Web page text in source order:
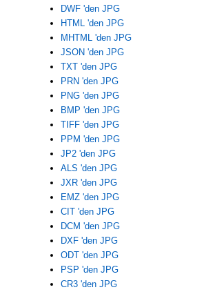
DWF 'den JPG
HTML 'den JPG
MHTML 'den JPG
JSON 'den JPG
TXT 'den JPG
PRN 'den JPG
PNG 'den JPG
BMP 'den JPG
TIFF 'den JPG
PPM 'den JPG
JP2 'den JPG
ALS 'den JPG
JXR 'den JPG
EMZ 'den JPG
CIT 'den JPG
DCM 'den JPG
DXF 'den JPG
ODT 'den JPG
PSP 'den JPG
CR3 'den JPG